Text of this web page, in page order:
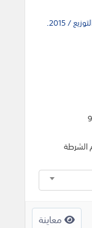
/ 2015.
الشرطة
معاينة